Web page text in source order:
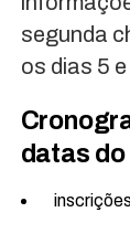
segunda
os dias 5
datas do